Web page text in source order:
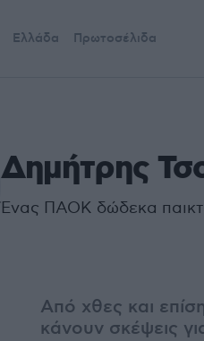
Ελλάδα Πρωτοσέλιδα
Δημήτρης
Ένας ΠΑΟΚ δώδεκα
Από χθες και
κάνουν σκέψεις